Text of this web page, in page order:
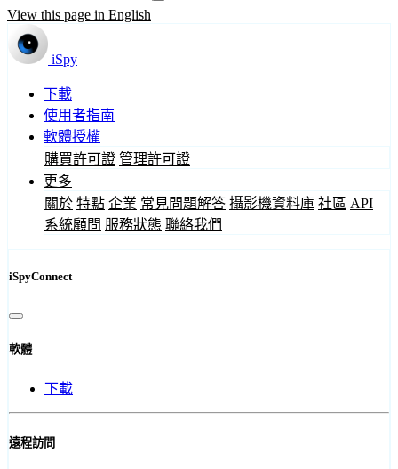
View this page in English
iSpy
下載
使用者指南
軟體授權
購買許可證 管理許可證
更多
關於 特點 企業 常見問題解答 攝影機資料庫 社區 API
系統顧問 服務狀態 聯絡我們
iSpyConnect
軟體
下載
遠程訪問